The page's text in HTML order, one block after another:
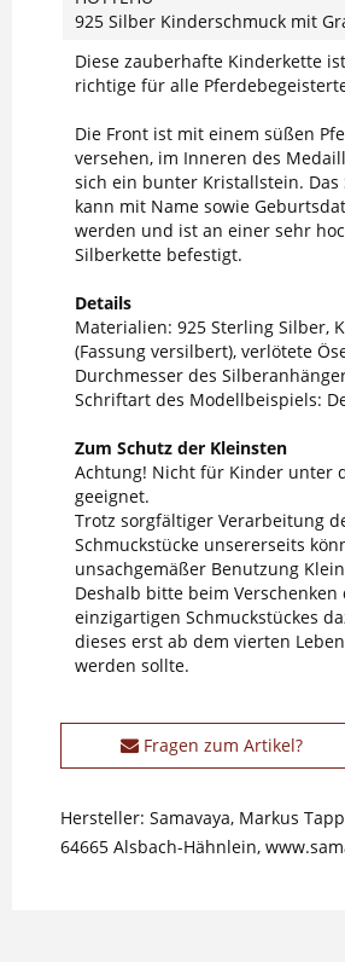
925 Silber Kinderschmuck mit
Diese zauberhafte Kinderkette
richtige für alle
Die Front ist mit einem süßen
versehen, im Inneren des
sich ein bunter Kristallstein. Das
kann mit Name sowie
werden und ist an einer sehr
Silberkette befestigt.
Details
Materialien: 925 Sterling Silber,
(Fassung versilbert), verlötete
Durchmesser des
Schriftart des Modellbeispiels:
Zum Schutz der Kleinsten
Achtung! Nicht für Kinder unter
geeignet.
Trotz sorgfältiger Verarbeitung
Schmuckstücke unsererseits
unsachgemäßer Benutzung
Deshalb bitte beim Verschenken
einzigartigen Schmuckstückes
dieses erst ab dem vierten
werden sollte.
Fragen zum Artikel?
Hersteller: Samavaya, Markus
64665 Alsbach-Hähnlein,